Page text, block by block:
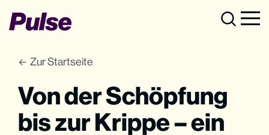
Zur Startseite
Von der Schöpfung
bis zur Krippe – ein